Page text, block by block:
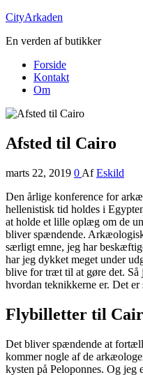
CityArkaden
En verden af butikker
Forside
Kontakt
Om
Afsted til Cairo
marts 22, 2019 0 Af Eskild
Den årlige konference for
hellenistisk tid holdes i
at holde et lille oplæg om de
bliver spændende.
særligt emne, jeg har
har jeg dykket meget under
blive for træt til at gøre det.
hvordan teknikkerne er. Det er
Flybilletter til
Det bliver spændende at
kommer nogle af de
kysten på Peloponnes. Og jeg